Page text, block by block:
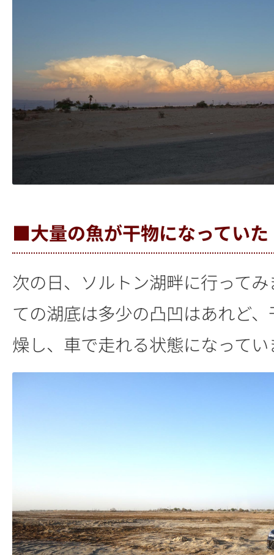
■大量の魚が干物になっていた
次の日、ソルトン湖畔に行って
ての湖底は多少の凸凹はあれど
燥し、車で走れる状態になって